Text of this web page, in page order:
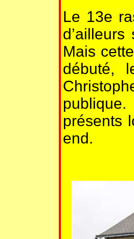
Le 13e
Mais
débuté,
présents
end.